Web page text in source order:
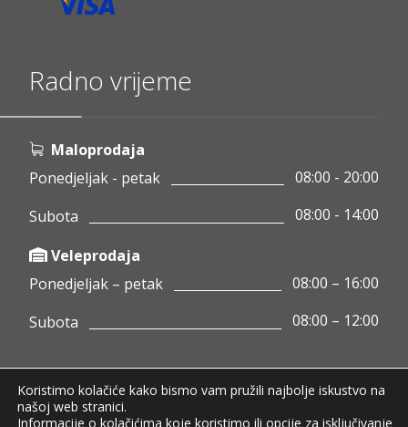
Radno vrijeme
Maloprodaja
Ponedjeljak - petak
08:00 - 20:00
Subota
08:00 - 14:00
Veleprodaja
Ponedjeljak – petak
08:00 – 16:00
Subota
08:00 – 12:00
Copyright © 2020 Pamigo d.o.o.
Koristimo kolačiće kako bismo vam pružili najbolje iskustvo na
našoj web stranici.
Informacije o kolačićima koje koristimo ili opcije za isključivanje